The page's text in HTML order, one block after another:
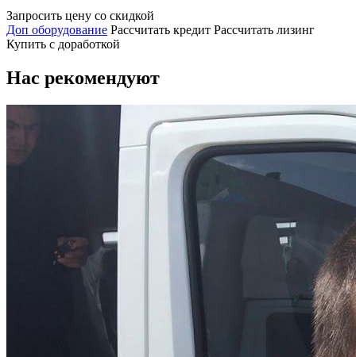
Запросить цену со скидкой
Доп оборудование Рассчитать кредит Рассчитать лизинг
Купить с доработкой
Нас рекомендуют